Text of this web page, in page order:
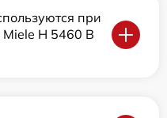
при
H 5460 B